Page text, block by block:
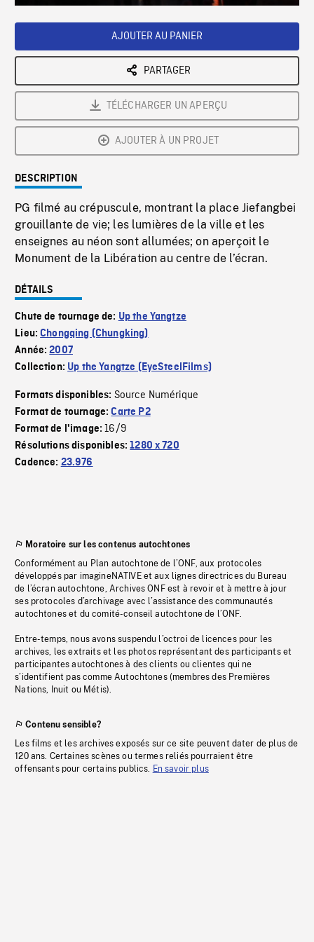
AJOUTER AU PANIER
PARTAGER
TÉLÉCHARGER UN APERÇU
AJOUTER À UN PROJET
DESCRIPTION
PG filmé au crépuscule, montrant la place Jiefangbei
grouillante de vie; les lumières de la ville et les
enseignes au néon sont allumées; on aperçoit le
Monument de la Libération au centre de l’écran.
DÉTAILS
Chute de tournage de: Up the Yangtze
Lieu:Chongqing (Chungking)
Année:2007
Collection: Up the Yangtze (EyeSteelFilms)
Formats disponibles: Source Numérique
Format de tournage:Carte P2
Format de l'image:16/9
Résolutions disponibles:1280 x 720
Cadence: 23.976
Moratoire sur les contenus autochtones
Conformément au Plan autochtone de l’ONF, aux protocoles
développés par imagineNATIVE et aux lignes directrices du Bureau
de l’écran autochtone, Archives ONF est à revoir et à mettre à jour
ses protocoles d’archivage avec l’assistance des communautés
autochtones et du comité-conseil autochtone de l’ONF.
Entre-temps, nous avons suspendu l’octroi de licences pour les
archives, les extraits et les photos représentant des participants et
participantes autochtones à des clients ou clientes qui ne
s’identifient pas comme Autochtones (membres des Premières
Nations, Inuit ou Métis).
Contenu sensible?
Les films et les archives exposés sur ce site peuvent dater de plus de
120 ans. Certaines scènes ou termes reliés pourraient être
offensants pour certains publics. En savoir plus